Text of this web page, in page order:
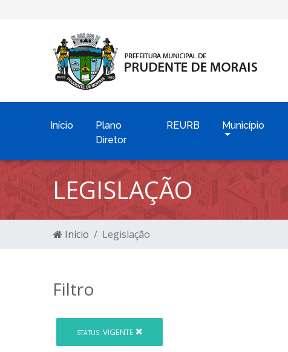
Início
Plano
Diretor
REURB Município
LEGISLAÇÃO
Início Legislação
Filtro
STATUS: VIGENTE